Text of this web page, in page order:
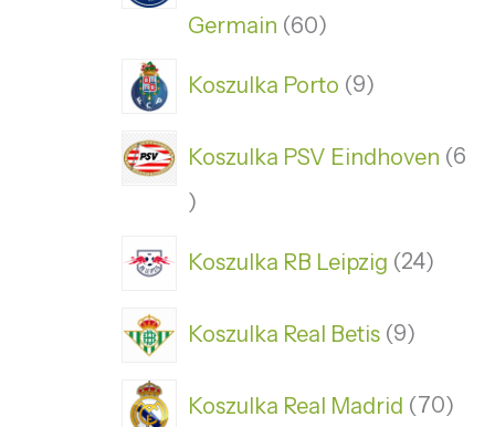
Germain 60
Koszulka Porto 9
Koszulka PSV Eindhoven 6
Koszulka RB Leipzig 24
Koszulka Real Betis 9
Koszulka Real Madrid 70